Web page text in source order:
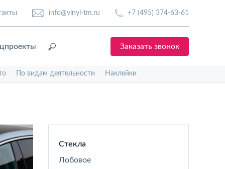
info@vinyl-tm.ru +7 (495) 374-63-61
Заказать звонок
По видам деятельности Наклейки
Стекла
Лобовое